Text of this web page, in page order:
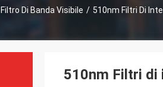
Filtro Di Banda Visibile / 510nm Filtri Di
510nm Filtri di